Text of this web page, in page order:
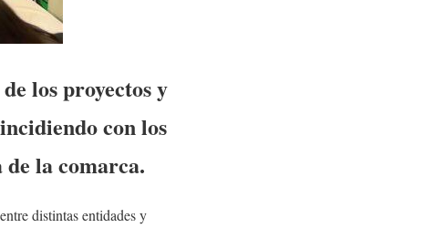
los proyectos y
con los
la comarca.
distintas entidades y